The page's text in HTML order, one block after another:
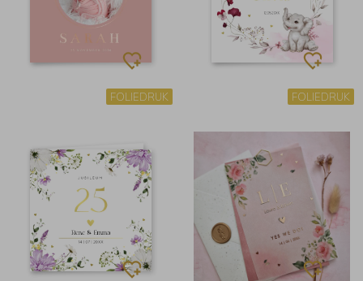
FOLIEDRUK FOLIEDRUK